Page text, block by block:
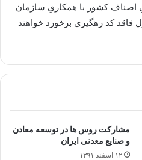
كشور با همكاري سازمان
فاقد كد رهگيري برخورد خواهند
مشارکت روس ها در توسعه معادن
و صنایع معدنی ایران
۱۲ اسفند ۱۳۹۱